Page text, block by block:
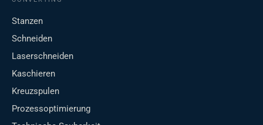
Stanzen
Schneiden
Laserschneiden
Kaschieren
Kreuzspulen
Prozessoptimierung